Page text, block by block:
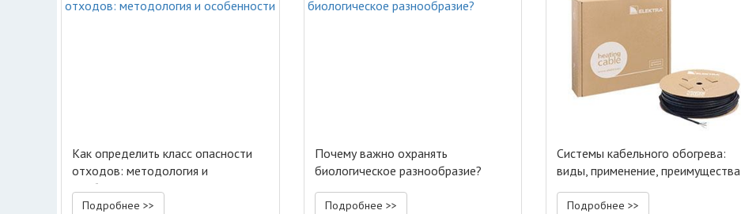
Как определить класс опасности
отходов: методология и
особенности
Подробнее >>
Почему важно охранять
биологическое разнообразие?
Подробнее >>
Системы кабельного обогрева:
виды, применение, преимущества
Подробнее >>